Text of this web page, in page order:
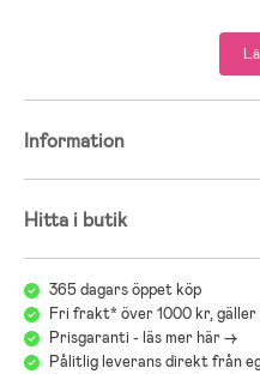
- Kompatibel med: Doomoo Buddy
- Rekommenderad ålder: Från
- Fyllning: 100 % EPS pärlor.
Information
Hitta i butik
365 dagars öppet köp
Fri frakt* över 1000 kr,
Prisgaranti - läs mer här ->
Pålitlig leverans direkt från